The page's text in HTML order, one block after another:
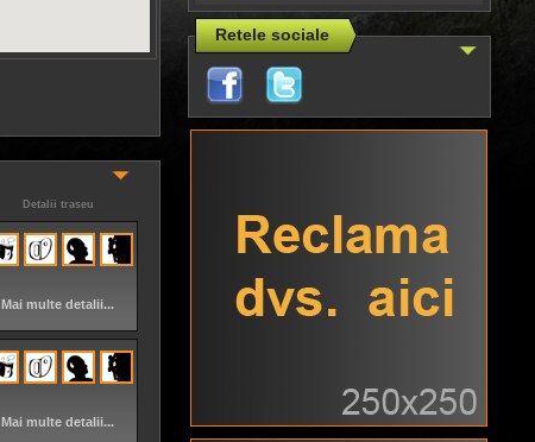
Retele sociale
Detalii traseu
Mai multe detalii...
Mai multe detalii...